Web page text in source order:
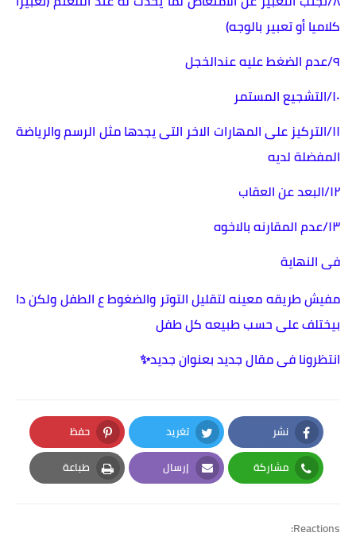
كلاميا أو تعبير بالوجه)
٩/عدم الضغط عليه عندالخجل
١٠/التشجيع المستمر
١١/التركيز على المهارات الاخر التى يجدها مثل الرسم والرياضة
المفضلة لديه
١٢/البعد عن العقاب
١٣/عدم المقارنه بالاخوه
فى النهاية
مفيش طريقه معينه لتقليل التوتر والضغوط ع الطفل ولكن دا
بيختلف على حسب طبيعه كل طفل
انتظرونا فى مقال جديد بعنوان جديد✨
نشر
Facebook
تغريد
Twitter
حفظ
Pinterest
مشاركة
Whatsapp
إرسال
Email
طباعة
Print
Reactions: